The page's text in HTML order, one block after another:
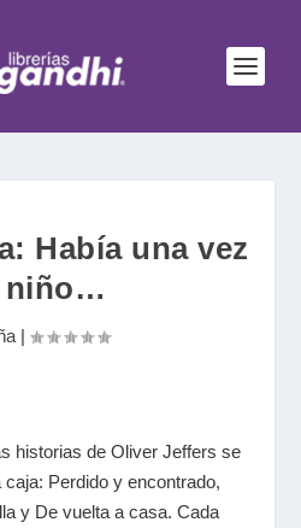
Había una vez
niño…
|
historias de Oliver Jeffers se
Perdido y encontrado,
y De vuelta a casa. Cada